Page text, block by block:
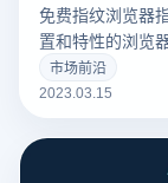
免费指纹浏览器
置和特性的浏览
体、操作系统版
以用于追踪用户
市场前沿
2023.03.15